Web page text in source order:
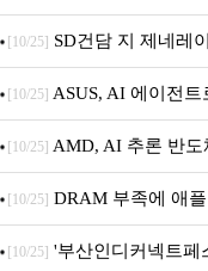
던전 13’ 참가!
[10/25] SD건담 지 제네레
아의 용사’ 재개최 및 풍
[10/25] ASUS, AI 에이전
[10/25] AMD, AI 추론 반
[10/25] DRAM 부족에 애
퍼 대기
[10/25] '부산인디커넥트페